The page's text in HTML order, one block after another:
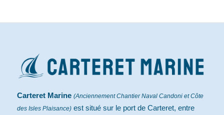
Carteret Marine (Anciennement Chantier Naval Candoni et Côte
des Isles Plaisance)est situé sur le port de Carteret, entre